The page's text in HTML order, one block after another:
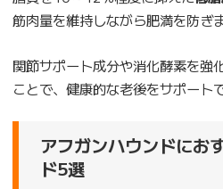
筋肉量を維持しながら肥満を防ぎ
関節サポート成分や消化酵素を強
ことで、健康的な老後をサポート
アフガンハウンドにお
ド5選